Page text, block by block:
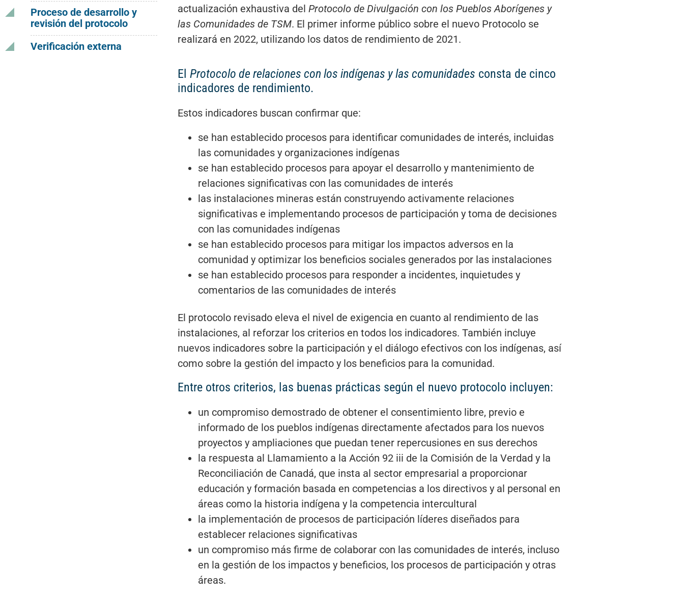
Proceso de desarrollo y
revisión del protocolo
Verificación externa
actualización exhaustiva delProtocolo de Divulgación con los Pueblos Aborígenes y
las Comunidades de TSM. El primer informe público sobre el nuevo Protocolo se
realizará en 2022, utilizando los datos de rendimiento de 2021.
ElProtocolo de relaciones con los indígenas y las comunidades consta de cinco
indicadores de rendimiento.
Estos indicadores buscan confirmar que:
se han establecido procesos para identificar comunidades de interés, incluidas
las comunidades y organizaciones indígenas
se han establecido procesos para apoyar el desarrollo y mantenimiento de
relaciones significativas con las comunidades de interés
las instalaciones mineras están construyendo activamente relaciones
significativas e implementando procesos de participación y toma de decisiones
con las comunidades indígenas
se han establecido procesos para mitigar los impactos adversos en la
comunidad y optimizar los beneficios sociales generados por las instalaciones
se han establecido procesos para responder a incidentes, inquietudes y
comentarios de las comunidades de interés
El protocolo revisado eleva el nivel de exigencia en cuanto al rendimiento de las
instalaciones, al reforzar los criterios en todos los indicadores. También incluye
nuevos indicadores sobre la participación y el diálogo efectivos con los indígenas, así
como sobre la gestión del impacto y los beneficios para la comunidad.
Entre otros criterios, las buenas prácticas según el nuevo protocolo incluyen:
un compromiso demostrado de obtener el consentimiento libre, previo e
informado de los pueblos indígenas directamente afectados para los nuevos
proyectos y ampliaciones que puedan tener repercusiones en sus derechos
la respuesta al Llamamiento a la Acción 92 iii de la Comisión de la Verdad y la
Reconciliación de Canadá, que insta al sector empresarial a proporcionar
educación y formación basada en competencias a los directivos y al personal en
áreas como la historia indígena y la competencia intercultural
la implementación de procesos de participación líderes diseñados para
establecer relaciones significativas
un compromiso más firme de colaborar con las comunidades de interés, incluso
en la gestión de los impactos y beneficios, los procesos de participación y otras
áreas.